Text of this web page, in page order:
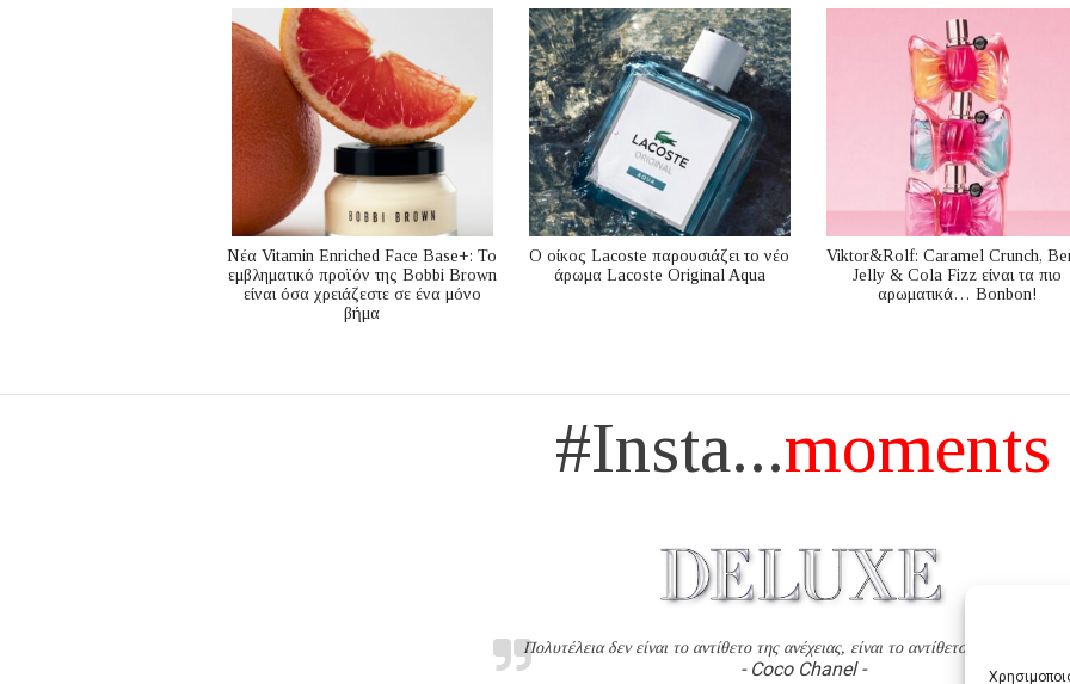
Nέα Vitamin Enriched Face Base+: Το
εμβληματικό προϊόν της Bobbi Brown
είναι όσα χρειάζεστε σε ένα μόνο
βήμα
Ο οίκος Lacoste παρουσιάζει το νέο
άρωμα Lacoste Original Aqua
Viktor&Rolf: Caramel Crunch,
Jelly & Cola Fizz είναι τα πιο
αρωματικά… Bonbon!
#Insta...moments
Πολυτέλεια δεν είναι το αντίθετο της ανέχειας, είναι το αντίθετο της
- Coco Chanel -